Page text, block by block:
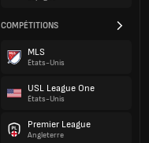
COMPÉTITIONS
MLS
États-Unis
USL League One
États-Unis
Premier League
Angleterre